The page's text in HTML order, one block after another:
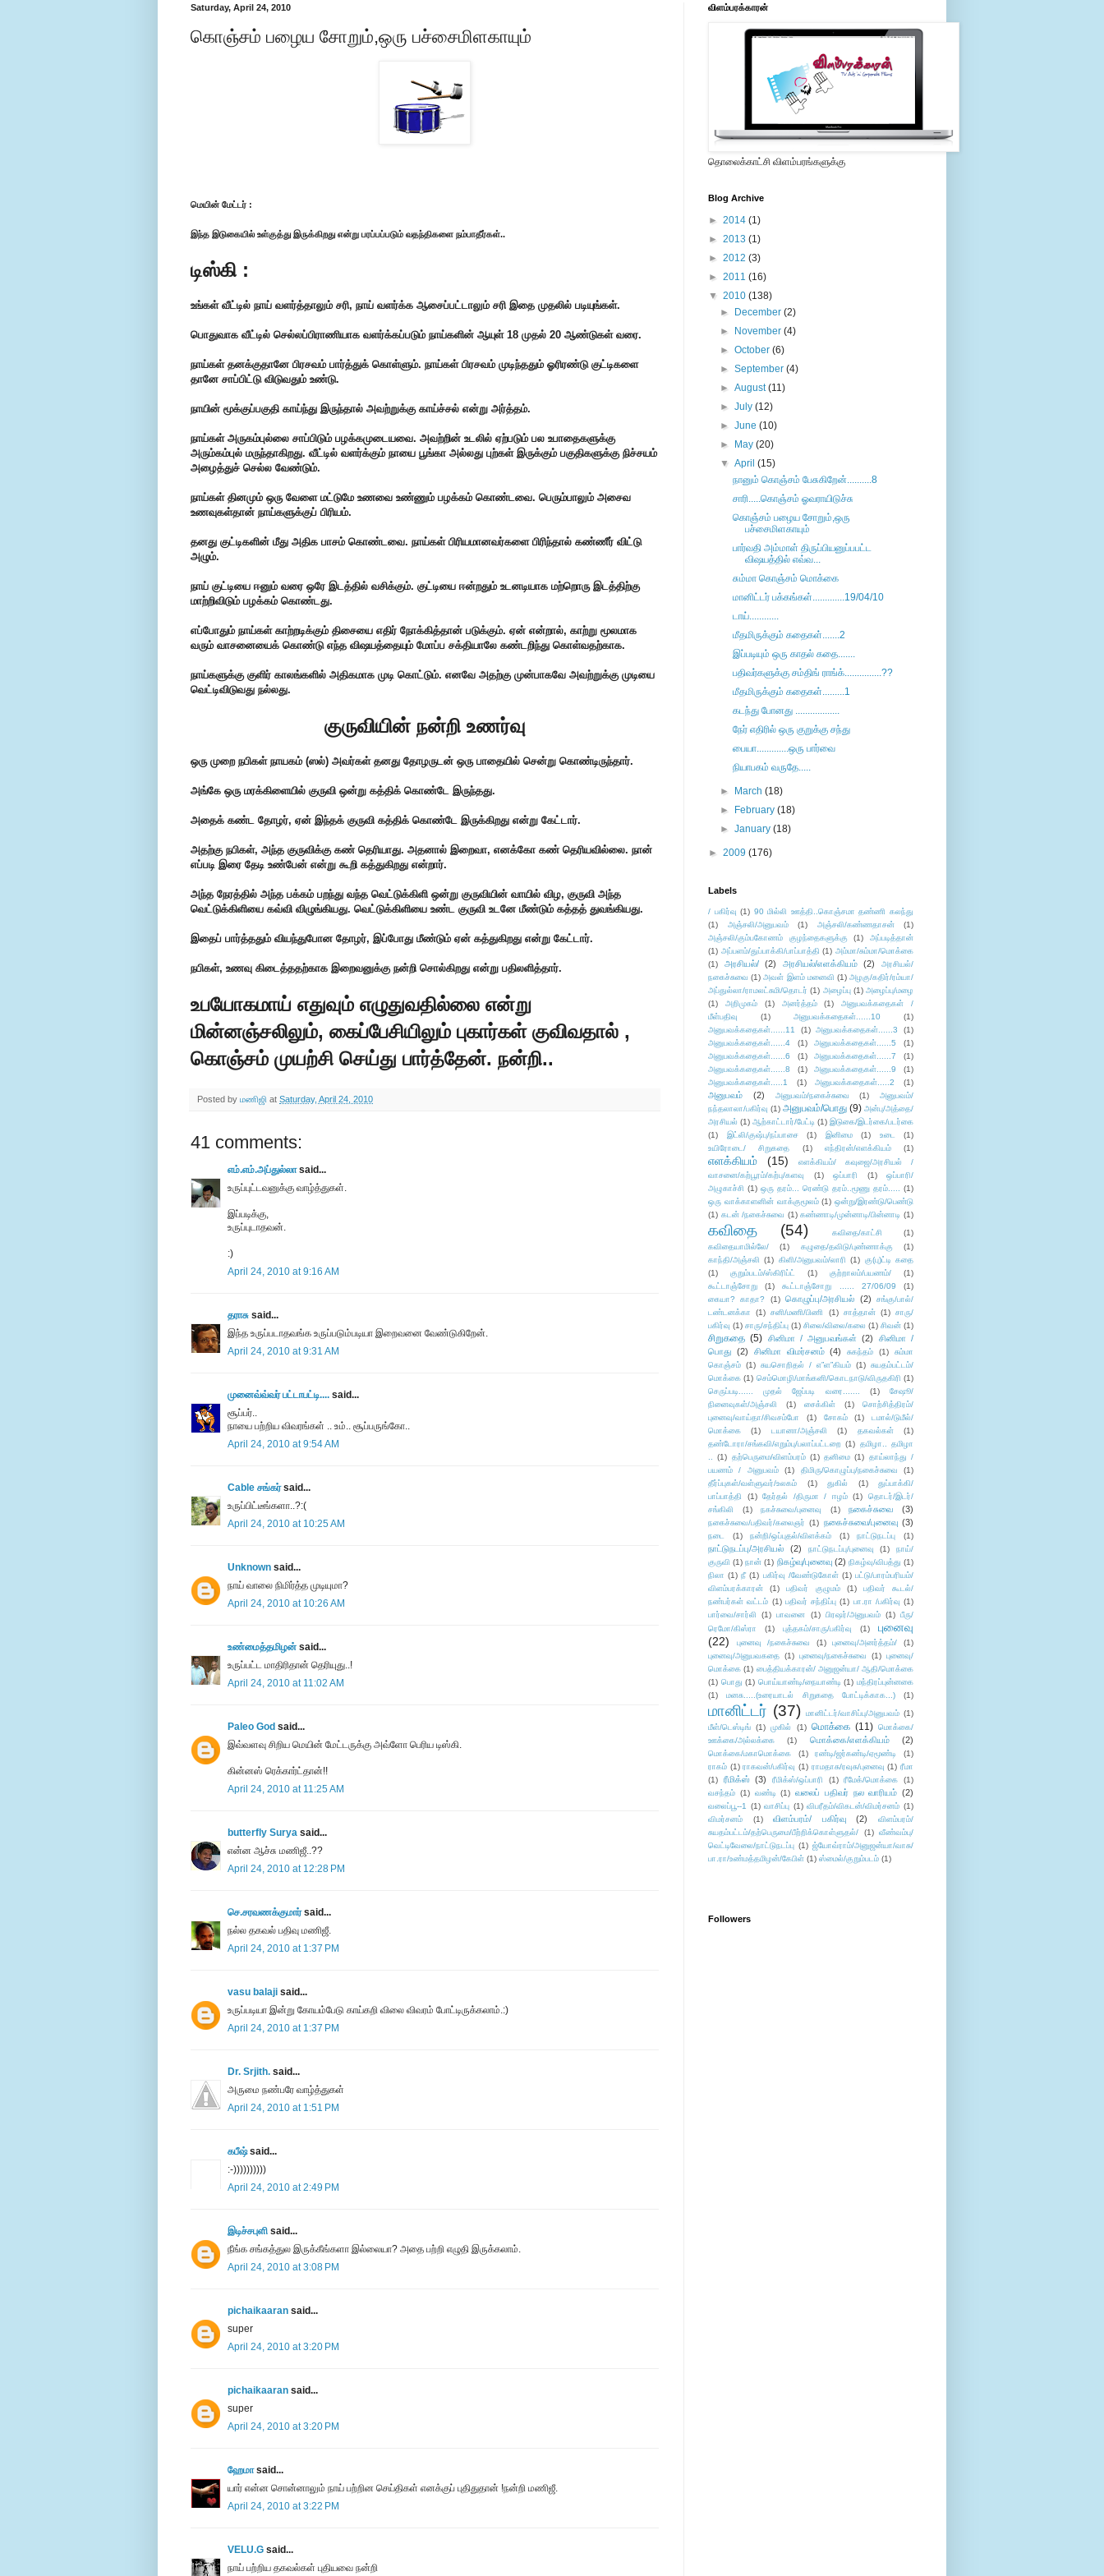
Saturday, April 24, 2010
கொஞ்சம் பழைய சோறும்,ஒரு பச்சைமிளகாயும்
மெயின் மேட்டர் :
இந்த இடுகையில் உள்குத்து இருக்கிறது என்று பரப்பப்படும் வதந்திகளை நம்பாதீர்கள்..
டிஸ்கி :
உ‌ங்க‌ள் ‌வீ‌ட்டில் நா‌ய் வள‌ர்‌த்தாலு‌ம் ச‌ரி, நா‌ய் வள‌ர்‌‌க்க ஆசை‌ப்ப‌ட்டாலு‌ம் ச‌ரி இதை முத‌லி‌ல் படியு‌ங்க‌ள்.
பொதுவாக வீட்டில் செல்லப்பிராணியாக வளர்க்கப்படும் நாய்களின் ஆயுள் 18 முதல் 20 ஆண்டுகள் வரை.
நாய்கள் தனக்குதானே பிரசவம் பார்த்துக் கொள்ளும். நாய்கள் பிரசவம் முடிந்ததும் ஓரிரண்டு குட்டிகளை
தானே சாப்பிட்டு விடுவது‌ம் உண்டு.
நாயின் மூக்குப்பகுதி காய்ந்து இருந்தால் அவற்றுக்கு காய்ச்சல் என்று அர்த்தம்.
நாய்கள் அருகம்புல்லை சாப்பிடும் பழக்கமுடையவை. அவற்றின் உடலில் ஏற்படும் பல உபாதைகளுக்கு
அரும்கம்புல் மருந்தாகிறது. ‌வீ‌ட்டி‌ல் வள‌ர்‌க்கு‌ம் நாயை பூ‌ங்கா அ‌ல்லது பு‌ற்க‌ள் இரு‌க்கு‌‌ம் பகு‌திகளு‌க்கு ‌நி‌ச்சய‌ம்
அழை‌த்து‌ச் செ‌ல்ல வே‌ண்டு‌ம்.
நாய்கள் தினமும் ஒரு வேளை மட்டுமே உணவை உண்ணும் பழக்கம் கொண்டவை. பெரு‌ம்பாலு‌ம் அசைவ
உணவுக‌ள்தா‌ன் நா‌‌ய்களு‌க்கு‌ப் ‌பி‌ரிய‌ம்.
தனது குட்டிகளின் மீது அதிக பாசம் கொண்டவை. நாய்கள் பிரியமானவர்களை பிரிந்தால் கண்ணீர் விட்டு
அழும்.
நா‌ய் கு‌ட்டியை ஈனு‌ம் வரை ஒரே இட‌த்‌தி‌ல் வ‌சி‌க்கு‌ம். கு‌‌ட்டியை ஈ‌ன்றது‌ம் உடனடியாக ம‌ற்றொரு இட‌த்‌தி‌ற்கு
மா‌ற்‌றி‌விடு‌ம் பழ‌க்க‌ம் கொ‌ண்டது.
எப்போதும் நாய்கள் காற்றடிக்கும் திசையை எதிர் நோக்கித்தான் படுக்கும். ஏ‌ன் எ‌ன்றா‌ல், கா‌ற்று மூலமாக
வரு‌ம் வாசனையை‌க் கொ‌ண்டு எ‌ந்த ‌விஷய‌த்தையு‌ம் மோ‌ப்ப ச‌க்‌தியாலே க‌ண்ட‌றி‌ந்து கொ‌ள்வத‌ற்காக.
நாய்களுக்கு குளிர் காலங்களில் அதிகமாக முடி கொட்டும். எனவே அதற்கு முன்பாகவே அவற்றுக்கு முடியை
வெட்டிவிடுவது நல்லது.
குருவியின் நன்றி உணர்வு
ஒரு முறை நபிகள் நாயகம் (ஸல்) அவர்கள் தனது தோழருடன் ஒரு பாதையில் சென்று கொண்டிருந்தார்.
அங்கே ஒரு மரக்கிளையில் குருவி ஒன்று கத்திக் கொண்டே இருந்தது.
அதைக் கண்ட தோழர், ஏன் இந்தக் குருவி கத்திக் கொண்டே இருக்கிறது என்று கேட்டார்.
அதற்கு நபிகள், அந்த குருவிக்கு கண் தெரியாது. அதனால் இறைவா, எனக்கோ கண் தெரியவில்லை. நான்
எப்படி இரை தேடி உண்பேன் என்று கூறி கத்துகிறது என்றார்.
அந்த நேரத்தில் அந்த பக்கம் பறந்து வந்த வெட்டுக்கிளி ஒன்று குருவியின் வாயில் விழ, குருவி அந்த
வெட்டுக்கிளியை கவ்வி விழுங்கியது. வெட்டுக்கிளியை உண்ட குருவி உடனே மீண்டும் கத்தத் துவங்கியது.
இதைப் பார்த்ததும் வியந்துபோன தோழர், இப்போது மீண்டும் ஏன் கத்துகிறது என்று கேட்டார்.
நபிகள், உணவு கிடைத்ததற்காக இறைவனுக்கு நன்றி சொல்கிறது என்று பதிலளித்தார்.
உபயோகமாய் எதுவும் எழுதுவதில்லை என்று
மின்னஞ்சலிலும், கைப்பேசியிலும் புகார்கள் குவிவதால் ,
கொஞ்சம் முயற்சி செய்து பார்த்தேன். நன்றி..
Posted by மணிஜி at Saturday, April 24, 2010
41 comments:
எம்.எம்.அப்துல்லாsaid...
உருப்புட்டவனுக்கு வாழ்த்துகள்.
இப்படிக்கு,
உருப்புடாதவன்.
:)
April 24, 2010 at 9:16 AM
தராசு said...
இந்த உருப்படாதவங்க உருப்படும்படியா இறைவனை வேண்டுகிறேன்.
April 24, 2010 at 9:31 AM
முனைவ்வ்வர் பட்டாபட்டி.... said...
சூப்பர்..
நாயை பற்றிய விவரங்கள் .. உம்.. சூப்பருங்கோ..
April 24, 2010 at 9:54 AM
Cable சங்கர்said...
உருப்பிட்டீங்களா..?:(
April 24, 2010 at 10:25 AM
Unknown said...
நாய் வாலை நிமிர்த்த முடியுமா?
April 24, 2010 at 10:26 AM
உண்மைத்தமிழன் said...
உருப்பட்ட மாதிரிதான் தெரியுது..!
April 24, 2010 at 11:02 AM
Paleo God said...
இவ்வளவு சிறிய மெயின் மேட்டருக்கு அவ்ளோ பெரிய டிஸ்கி.
கின்னஸ் ரெக்கார்ட்தான்!!
April 24, 2010 at 11:25 AM
butterfly Surya said...
என்ன ஆச்சு மணிஜீ..??
April 24, 2010 at 12:28 PM
செ.சரவணக்குமார்said...
நல்ல தகவல் பதிவு மணிஜீ.
April 24, 2010 at 1:37 PM
vasu balaji said...
உருப்படியா இன்று கோயம்பேடு காய்கறி விலை விவரம் போட்டிருக்கலாம்.:)
April 24, 2010 at 1:37 PM
Dr. Srjith. said...
அருமை நண்பரே வாழ்த்துகள்
April 24, 2010 at 1:51 PM
கபீஷ்said...
:-))))))))))
April 24, 2010 at 2:49 PM
இடிச்சபுளி said...
நீங்க சங்கத்துல இருக்கீங்களா இல்லையா? அதை பற்றி எழுதி இருக்கலாம்.
April 24, 2010 at 3:08 PM
pichaikaaran said...
super
April 24, 2010 at 3:20 PM
pichaikaaran said...
super
April 24, 2010 at 3:20 PM
ஹேமாsaid...
யார் என்ன சொன்னாலும் நாய் பற்றின செய்திகள் எனக்குப் புதிதுதான் !நன்றி மணிஜீ.
April 24, 2010 at 3:22 PM
VELU.G said...
நாய் பற்றிய தகவல்கள் புதியவை நன்றி
விளம்பரக்காரன்
தொலைக்காட்சி விளம்பரங்களுக்கு
Blog Archive
► 2014 (1)
► 2013 (1)
► 2012 (3)
► 2011 (16)
▼ 2010 (138)
►
December(2)
►
November(4)
►October(6)
►September(4)
►August(11)
►July(12)
►June(10)
►
May(20)
▼April(15)
நானும் கொஞ்சம் பேசுகிறேன்..........8
சாரி.....கொஞ்சம் ஓவராயிடுச்சு
கொஞ்சம் பழைய சோறும்,ஒரு
பச்சைமிளகாயும்
பார்வதி அம்மாள் திருப்பியனுப்பபட்ட
விஷயத்தில் எவ்வ...
சும்மா கொஞ்சம் மொக்கை
மானிட்டர் பக்கங்கள்.............19/04/10
டாய்............
மீதமிருக்கும் கதைகள்.......2
இப்படியும் ஒரு காதல் கதை.......
பதிவர்களுக்கு சம்திங் ராங்க்...............??
மீதமிருக்கும் கதைகள்.........1
கடந்து போனது ..................
நேர் எதிரில் ஒரு குறுக்கு சந்து
பையா.............ஒரு பார்வை
நியாபகம் வருதே.....
► March(18)
►
February(18)
►January(18)
► 2009 (176)
Labels
/ பகிர்வு (1) 90 மில்லி ஊத்தி..கொஞ்சமா தண்ணி கலந்து
(1)
அஞ்சலி/அனுபவம் (1) அஞ்சலி/கண்ணதாசன்
(1)
அஞ்சலி/கும்பகோணம் குழந்தைகளுக்கு
(1)
அப்படித்தான்
(1) அப்பளம்/துப்பாக்கி/பாப்பாத்தி (1) அம்மா/சும்மா/மொக்கை
(1)
அரசியல்/ (2) அரசியல்/எளக்கியம் (2)
அரசியல்/
நகைச்சுவை (1) அவள் இளம் மனைவி (1) அழகு/கதிர்/ரம்யா/
அப்துல்லா/ராமலட்சுமி/தொடர் (1) அழைப்பு (1) அழைப்பு/மழை
(1)
அறிமுகம் (1) அனர்த்தம் (1)
அனுபவக்கதைகள் /
மீள்பதிவு
(1) அனுபவக்கதைகள்......10
(1)
அனுபவக்கதைகள்......11
(1) அனுபவக்கதைகள்......3
(1)
அனுபவக்கதைகள்......4
(1) அனுபவக்கதைகள்......5
(1)
அனுபவக்கதைகள்......6
(1) அனுபவக்கதைகள்......7
(1)
அனுபவக்கதைகள்......8
(1) அனுபவக்கதைகள்......9
(1)
அனுபவக்கதைகள்.....1
(1) அனுபவக்கதைகள்.....2 (1)
அனுபவம் (2) அனுபவம்/நகைச்சுவை (1)
அனுபவம்/
நந்தலாலா/பகிர்வு (1) அனுபவம்/பொது (9) அன்பு/அத்தை/
அரசியல் (1) ஆற்காட்டார்/பேட்டி (1) இடுகை/இடர்கை/படர்கை
(1)
இட்லி/குஷ்பு/நப்பாசை (1) இனிமை (1) உடை
(1)
உயிரோடை/ சிறுகதை
(1) எந்திரன்/எளக்கியம் (1)
எளக்கியம் (15)
எளக்கியம்/ கவுஜை/அரசியல் /
வாசனை/கற்பூரம்/கற்பு/களவு
(1) ஒப்பாரி (1)
ஒப்பாரி/
அழுகாச்சி (1) ஒரு தரம்... ரெண்டு தரம்..மூணு தரம்..... (1)
ஒரு வாக்காளனின் வாக்குமூலம் (1) ஒன்று/இரண்டு/பெண்டு
(1) கடன் /நகைச்சுவை (1) கண்ணாடி/முன்னாடி/பின்னாடி (1)
கவிதை (54) கவிதை/காட்சி
(1)
கவிதையாமில்லே/
(1) கழுதை/தவிடு/புண்ணாக்கு
(1)
காந்தி/அஞ்சலி (1) கிளி/அனுபவம்/லாரி (1) கு(பு)ட்டி கதை
(1)
குறும்படம்/ஸ்கிரிப்ட் (1) குற்றாலம்/பயணம்/
(1)
கூட்டாஞ்சோறு
(1) கூட்டாஞ்சோறு ...... 27/06/09
(1)
கையா? காதா?
(1) கொழுப்பு/அரசியல் (2)
சங்கு/பால்/
டண்டனக்கா
(1) சனி/மணி/பிணி (1) சாத்தான் (1) சாரு/
பகிர்வு (1) சாரு/சந்திப்பு (1) சிலை/விலை/கலை (1) சிவன் (1)
சிறுகதை (5) சினிமா / அனுபவங்கள் (2)
சினிமா /
பொது (2) சினிமா விமர்சனம் (4) சுகந்தம் (1)
சும்மா
கொஞ்சம் (1) சுயசொறிதல் / எ”ள”கியம் (1) சுயதம்பட்டம்/
மொக்கை (1) செம்மொழி/மாங்கனி/கொடநாடு/விருதகிரி (1)
செருப்படி...... முதல் ஜேப்படி வரை.......
(1)
சேஷூ/
நினைவுகள்/அஞ்சலி
(1) சைக்கிள் (1)
சொற்சித்திரம்/
புனைவு/வாய்தா/சிவசம்போ
(1) சோகம் (1)
டமால்/டுமீல்/
மொக்கை
(1) டயானா/அஞ்சலி (1) தகவல்கள்
(1)
தண்டோரா/சங்கவி/எறும்பு/பலாப்பட்டறை (1) தமிழா.. தமிழா
.. (1) தற்பெருமை/விளம்பரம் (1) தனிமை (1) தாய்லாந்து /
பயணம் / அனுபவம்
(1) திமிரு/கொழுப்பு/நகைச்சுவை
(1)
தீர்ப்புகள்/வள்ளுவர்/உலகம்
(1) துகில் (1)
துப்பாக்கி/
பாப்பாத்தி
(1) தேர்தல் /திருமா / ஈழம் (1)
தொடர்/இடர்/
சங்கிலி
(1) நகச்சுவை/புனைவு (1) நகைச்சுவை (3)
நகைச்சுவை/பதிவர்/கலைஞர் (1) நகைச்சுவை/புனைவு (3)
நடை (1) நன்றி/ஒப்புதல்/விளக்கம் (1) நாட்டுநடப்பு (1)
நாட்டுநடப்பு/அரசியல் (2) நாட்டுநடப்பு/புனைவு (1)
நாய்/
குருவி (1) நான் (1) நிகழ்வு/புனைவு (2) நிகழ்வு/விபத்து (1)
நிலா (1) நீ (1) பகிர்வு /வேண்டுகோள் (1) பட்டு/பாரம்பரியம்/
விளம்பரக்காரன்
(1) பதிவர் குழுமம் (1)
பதிவர் கூடல்/
நண்பர்கள் வட்டம் (1) பதிவர் சந்திப்பு (1) பா.ரா /பகிர்வு (1)
பார்வை/சார்லி
(1) பாவனை (1) பிரஷர்/அனுபவம் (1) பீரு/
ரெமோ/கிஸ்ரா
(1) புத்தகம்/சாரு/பகிர்வு (1)
புனைவு
(22)
புனைவு /நகைச்சுவை (1) புனைவு/அனர்த்தம்/
(1)
புனைவு/அனுபவகதை (1) புனைவு/நகைச்சுவை (1) புனைவு/
மொக்கை (1) பைத்தியக்காரன்/ அனுஜன்யா/ ஆதி/மொக்கை
(1) பொது (1) பொய்யாண்டி/நையாண்டி (1) மந்திரப்புன்னகை
(1)
மனசு.....(உரையாடல் சிறுகதை போட்டிக்காக...) (1)
மானிட்டர் (37) மானிட்டர்/வாசிப்பு/அனுபவம் (1)
மீள்/டெஸ்டிங் (1) முகில் (1) மொக்கை (11) மொக்கை/
ஊக்கை/அல்லக்கை
(1) மொக்கை/எளக்கியம் (2)
மொக்கை/மகாமொக்கை (1) ரண்டி/ஜர்கண்டி/ஏமூண்டி
(1)
ராகம் (1) ராகவன்/பகிர்வு (1) ராமதாசு/ரவுசு/புனைவு (1) ரீமா
(1)
ரீமிக்ஸ் (3) ரீமிக்ஸ்/ஒப்பாரி (1) ரீமேக்/மொக்கை
(1)
வசந்தம் (1) வண்டி (1) வலைப் பதிவர் நல வாரியம் (2)
வலைப்பூ--1 (1) வாசிப்பு (1) விபரீதம்/விகடன்/விமர்சனம் (1)
விமர்சனம்
(1) விளம்பரம்/ பகிர்வு (2)
விளம்பரம்/
சுயதம்பட்டம்/தற்பெருமை/பீற்றிக்கொள்ளுதல்/
(1) வீண்வம்பு/
வெட்டிவேலை/நாட்டுநடப்பு (1) ஜ்யோவ்ராம்/அனுஜன்யா/வாசு/
பா.ரா/உண்மத்தமிழன்/கேபிள் (1) ஸ்மைல்/குறும்படம் (1)
Followers